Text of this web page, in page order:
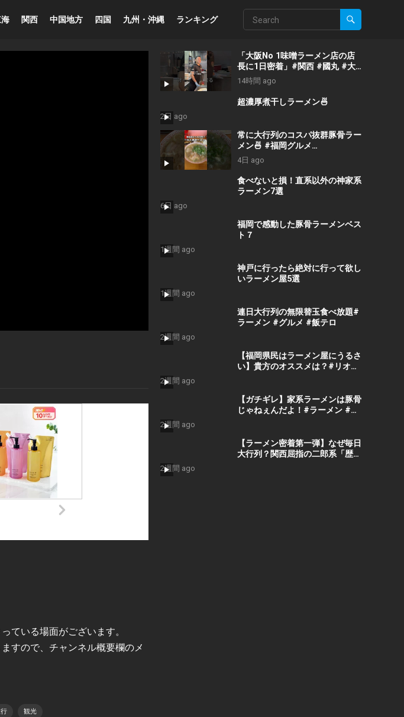
関西 中国地方 四国 九州・沖縄 ランキング
ている場面がございます。
すので、チャンネル概要欄のメ
観光
「大阪No 1味噌ラーメン店の店
長に1日密着」#関西 #國丸 #大
阪 #ラーメン #ramen
14時間 ago
超濃厚煮干しラーメン🍜
2日 ago
常に大行列のコスパ抜群豚骨ラー
メン🍜 #福岡グルメ
#japanesefood
4日 ago
食べないと損！直系以外の神家系
ラーメン7選
6日 ago
福岡で感動した豚骨ラーメンベス
ト７
1週間 ago
神戸に行ったら絶対に行って欲し
いラーメン屋5選
1週間 ago
連日大行列の無限替玉食べ放題#
ラーメン #グルメ #飯テロ
2週間 ago
【福岡県民はラーメン屋にうるさ
い】貴方のオススメは？#リオグ
2週間 ago
【ガチギレ】家系ラーメンは豚骨
じゃねぇんだよ！#ラーメン #中
#醤油ラーメン
2週間 ago
【ラーメン密着第一弾】なぜ毎日
大行列？関西屈指の二郎系「歴史
2週間 ago